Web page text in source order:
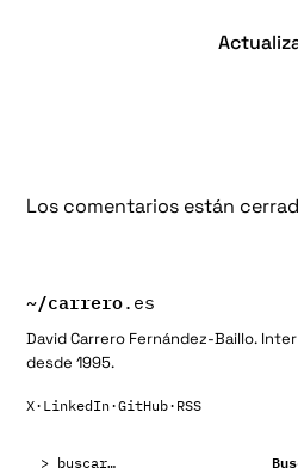
Los comentarios están
~/carrero.es
David Carrero Fernández-Baillo.
desde 1995.
X· LinkedIn·GitHub· RSS